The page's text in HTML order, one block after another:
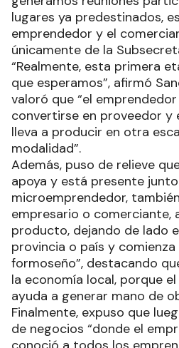
lugares ya predestinados,
emprendedor y el
únicamente de la
“Realmente, esta primera
que esperamos”, afirmó
valoró que “el
convertirse en proveedor y
lleva a producir en otra
modalidad”.
Además, puso de relieve
apoya y está presente
microemprendedor,
empresario o comerciante,
producto, dejando de lado
provincia o país y
formoseño”, destacando
la economía local, porque
ayuda a generar mano de
Finalmente, expuso que
de negocios “donde el